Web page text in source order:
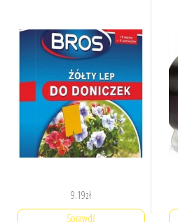
9.19zł
Sprawdź